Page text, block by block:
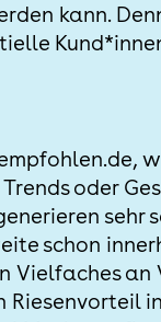
kann.
oder
sehr
schon
Vielfaches
Riesenvorteil